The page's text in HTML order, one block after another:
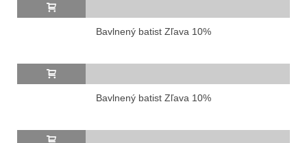
Bavlnený batist Zľava 10%
Bavlnený batist Zľava 10%